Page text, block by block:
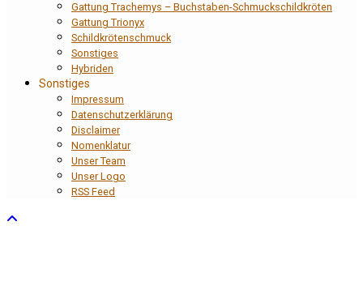
Gattung Trachemys – Buchstaben-Schmuckschildkröten
Gattung Trionyx
Schildkrötenschmuck
Sonstiges
Hybriden
Sonstiges
Impressum
Datenschutzerklärung
Disclaimer
Nomenklatur
Unser Team
Unser Logo
RSS Feed